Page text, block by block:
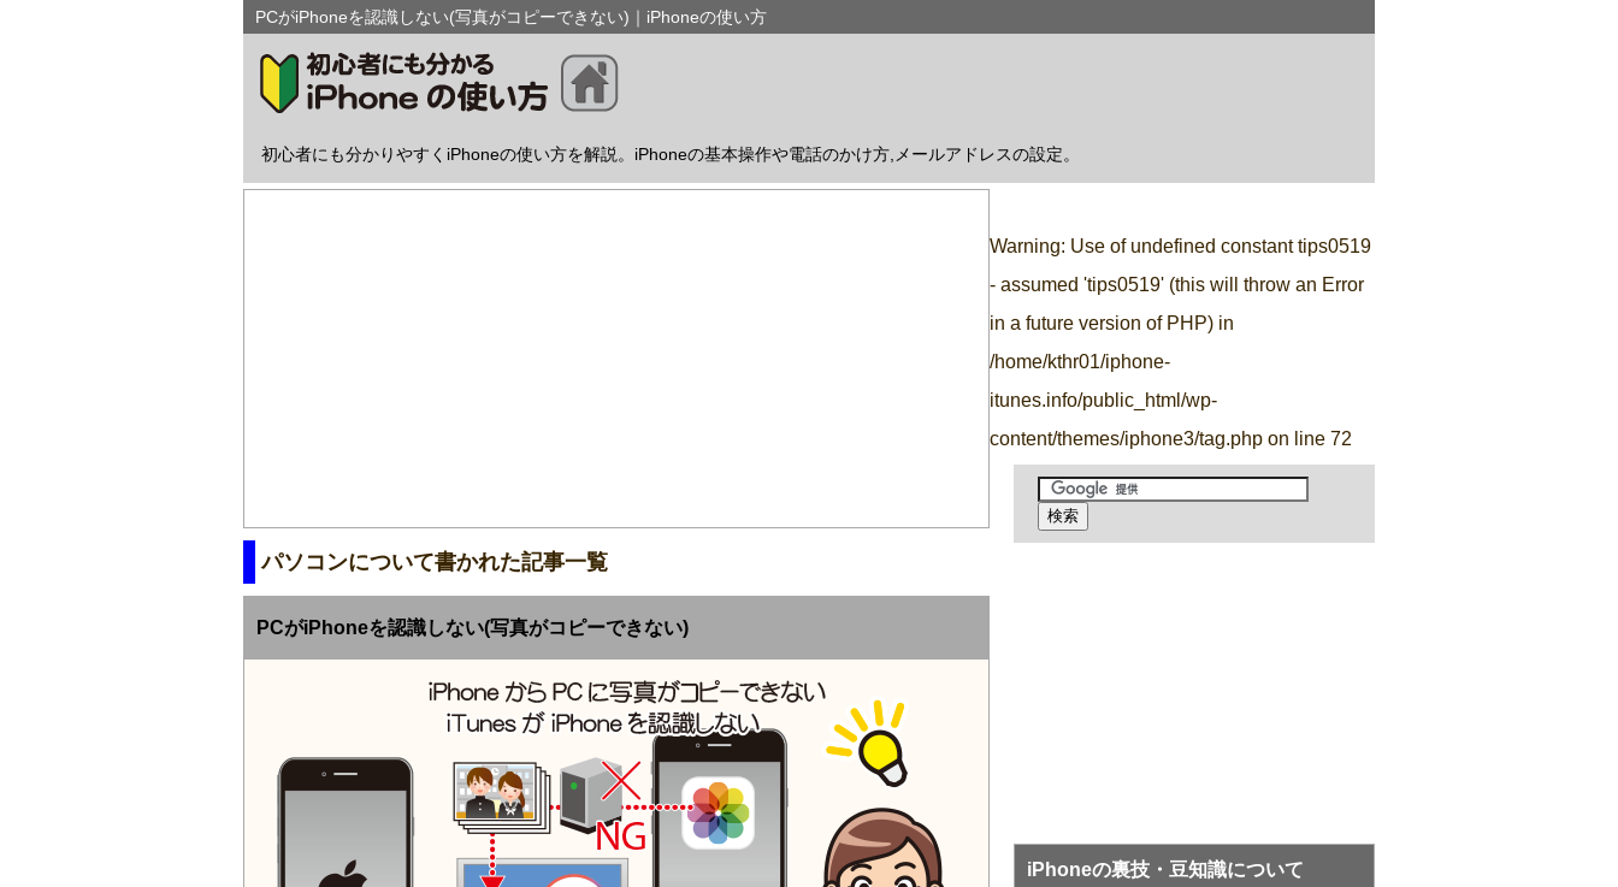
PCがiPhoneを認識しない(写真がコピーできない)｜iPhoneの使い方
初心者にも分かりやすくiPhoneの使い方を解説。iPhoneの基本操作や電話のかけ方,メールアドレスの設定。
パソコンについて書かれた記事一覧
PCがiPhoneを認識しない(写真がコピーできない)
Warning: Use of undefined constant tips0519
- assumed 'tips0519' (this will throw an Error
in a future version of PHP) in
/home/kthr01/iphone-
itunes.info/public_html/wp-
content/themes/iphone3/tag.php on line 72
iPhoneの裏技・豆知識について